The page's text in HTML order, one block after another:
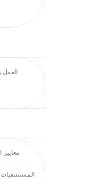
العقل
معايير
المستشفيات